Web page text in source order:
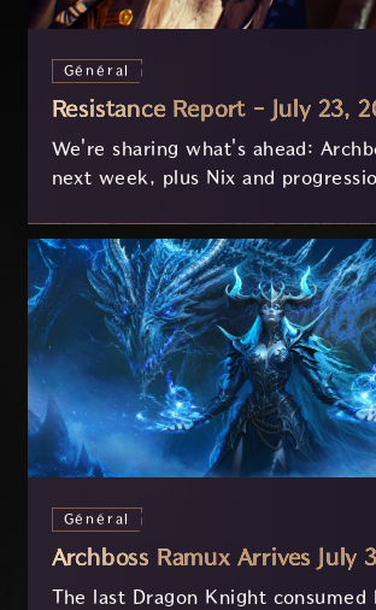
Général
Resistance Report - July 23,
We're sharing what's ahead:
next week, plus Nix and
on your feedback.
Général
Archboss Ramux Arrives July
The last Dragon Knight consumed